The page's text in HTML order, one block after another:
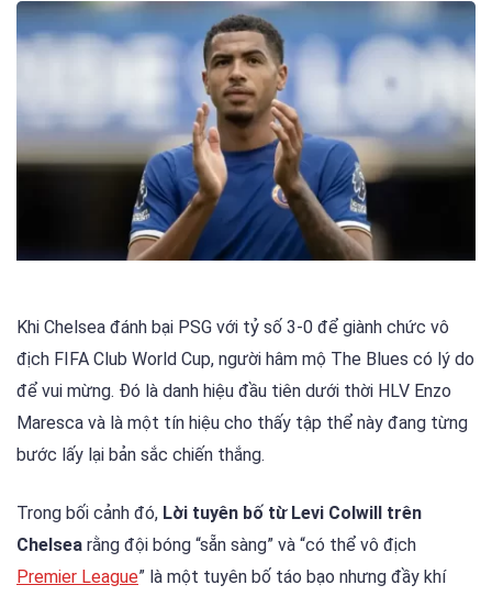
Khi Chelsea đánh bại PSG với tỷ số 3-0 để giành chức vô
địch FIFA Club World Cup, người hâm mộ The Blues có lý do
để vui mừng. Đó là danh hiệu đầu tiên dưới thời HLV Enzo
Maresca và là một tín hiệu cho thấy tập thể này đang từng
bước lấy lại bản sắc chiến thắng.
Trong bối cảnh đó, Lời tuyên bố từ Levi Colwill trên
Chelsea rằng đội bóng “sẵn sàng” và “có thể vô địch
Premier League” là một tuyên bố táo bạo nhưng đầy khí